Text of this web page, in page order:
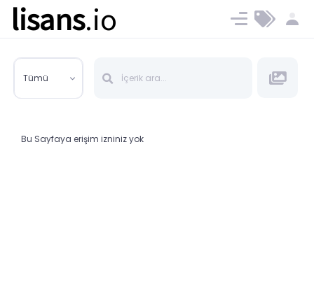
lisans.io Ücret ve Planlar
Tümü
Bu Sayfaya erişim izniniz yok